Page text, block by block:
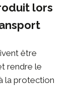
lors
être
rendre le
la protection